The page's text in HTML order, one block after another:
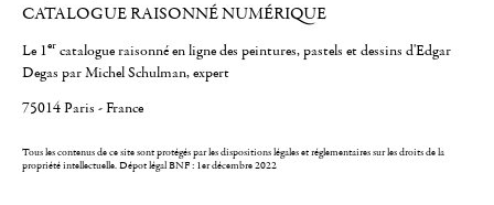
CATALOGUE RAISONNÉ NUMÉRIQUE
Le 1er catalogue raisonné en ligne des peintures, pastels et dessins d'Edgar
Degas par Michel Schulman, expert
75014 Paris - France
Tous les contenus de ce site sont protégés par les dispositions légales et réglementaires sur les droits de la
propriété intellectuelle.Dépot légal BNF : 1er décembre 2022